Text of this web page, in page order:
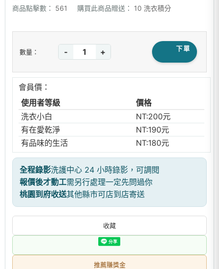
商品點擊數：
561 購買此商品贈送： 10 洗衣積分
數量： - + 下單
會員價：
使用者等級
價格
洗衣小白
NT:200元
有在愛乾淨
NT:190元
有品味的生活
NT:180元
全程錄影洗護中心 24 小時錄影，可調閱
報價後才動工需另行處理一定先問過你
桃園到府收送其他縣市可店到店寄送
收藏
推薦賺獎金